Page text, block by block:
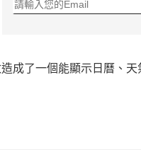
成了一個能顯示日曆、